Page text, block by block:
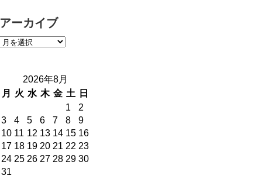
アーカイブ
2026年8月
月
火 水 木 金 土
日
1
2
3
4 5 6 7 8
9
10 11 12 13 14 15 16
17 18 19 20 21 22 23
24 25 26 27 28 29 30
31